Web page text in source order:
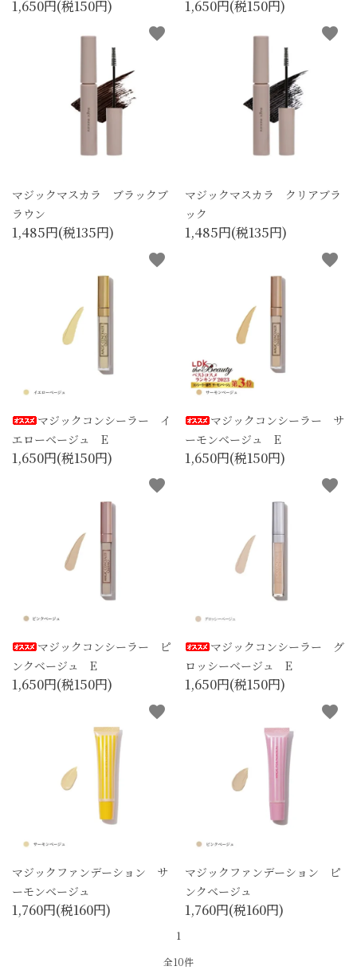
1,650円(税150円) 1,650円(税150円)
マジックマスカラ ブラックブ
ラウン
1,485円(税135円)
favorite
マジックマスカラ クリアブラ
ック
1,485円(税135円)
favorite
マジックコンシーラー イ
エローベージュ E
1,650円(税150円)
favorite
マジックコンシーラー サ
ーモンベージュ E
1,650円(税150円)
favorite
マジックコンシーラー ピ
ンクベージュ E
1,650円(税150円)
favorite
マジックコンシーラー グ
ロッシーベージュ E
1,650円(税150円)
favorite
マジックファンデーション サ
ーモンベージュ
1,760円(税160円)
favorite
マジックファンデーション ピ
ンクベージュ
1,760円(税160円)
favorite
1
全10件